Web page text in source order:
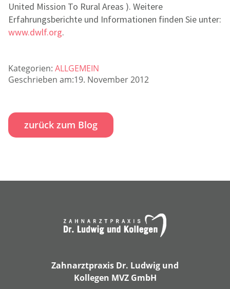
United Mission To Rural Areas ). Weitere
Erfahrungsberichte und Informationen finden Sie unter:
www.dwlf.org.
Kategorien: ALLGEMEIN
Geschrieben am:19. November 2012
zurück zum Blog
Zahnarztpraxis Dr. Ludwig und
Kollegen MVZ GmbH